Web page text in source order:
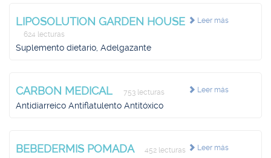
Leer más
LIPOSOLUTION GARDEN HOUSE
624 lecturas
Suplemento dietario, Adelgazante
Leer más
CARBON MEDICAL 753 lecturas
Antidiarreico Antiflatulento Antitóxico
Leer más
BEBEDERMIS POMADA 452 lecturas